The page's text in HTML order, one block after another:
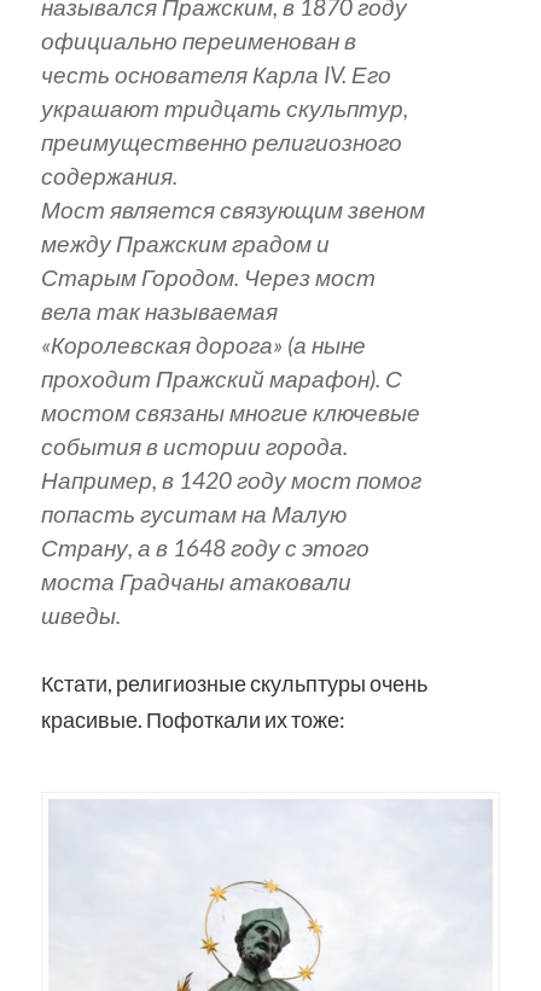
назывался Пражским, в 1870 году
официально переименован в
честь основателя Карла IV. Его
украшают тридцать скульптур,
преимущественно религиозного
содержания.
Мост является связующим звеном
между Пражским градом и
Старым Городом. Через мост
вела так называемая
«Королевская дорога» (а ныне
проходит Пражский марафон). С
мостом связаны многие ключевые
события в истории города.
Например, в 1420 году мост помог
попасть гуситам на Малую
Страну, а в 1648 году с этого
моста Градчаны атаковали
шведы.
Кстати, религиозные скульптуры очень
красивые. Пофоткали их тоже: